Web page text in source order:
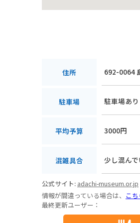
住所 692-0064
駐車場 駐車場あり
平均予算 3000円
混雑具合 少し混んで
公式サイト: adachi-museum.or.jp
情報が間違っている場合は、 こち
最終更新ユーザー：